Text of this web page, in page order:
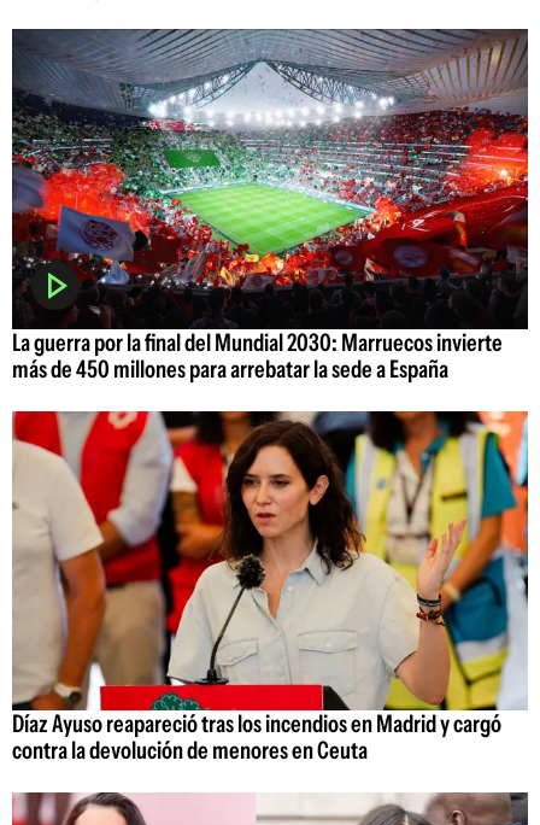
La guerra por la final del Mundial 2030: Marruecos invierte
más de 450 millones para arrebatar la sede a España
Díaz Ayuso reapareció tras los incendios en Madrid y cargó
contra la devolución de menores en Ceuta